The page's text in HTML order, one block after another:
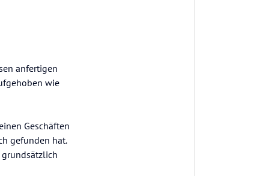
anfertigen
wie
Geschäften
gefunden hat.